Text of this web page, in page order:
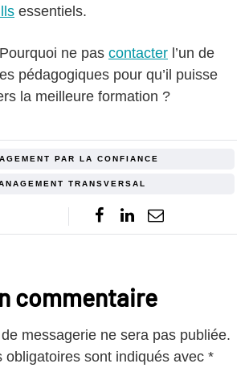
essentiels.
ne pas contacter l’un de
pédagogiques pour qu’il puisse
la meilleure formation ?
PAR LA CONFIANCE
TRANSVERSAL
commentaire
messagerie ne sera pas publiée.
obligatoires sont indiqués avec *